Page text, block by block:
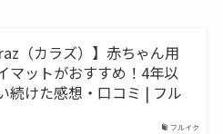
フルイク
（カラズ）】赤ちゃん用
マットがおすすめ！4年以
続けた感想・口コミ | フル